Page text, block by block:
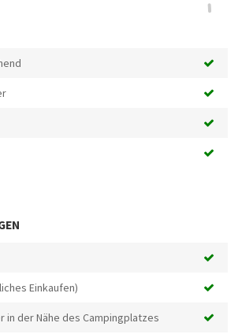
Einkaufen)
in der Nähe des Campingplatzes